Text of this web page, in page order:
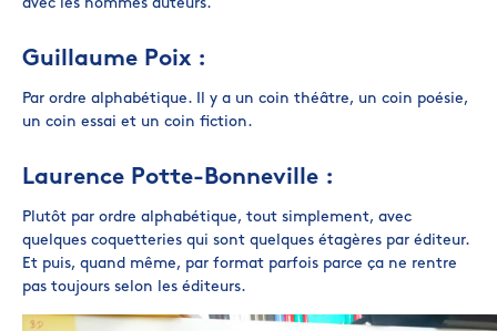
avec les hommes auteurs.
Guillaume Poix :
Par ordre alphabétique. Il y a un coin théâtre, un coin poésie,
un coin essai et un coin fiction.
Laurence Potte-Bonneville :
Plutôt par ordre alphabétique, tout simplement, avec
quelques coquetteries qui sont quelques étagères par éditeur.
Et puis, quand même, par format parfois parce ça ne rentre
pas toujours selon les éditeurs.